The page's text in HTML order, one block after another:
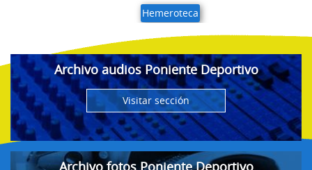
Hemeroteca
Archivo audios Poniente Deportivo
Visitar sección
Archivo fotos Poniente Deportivo